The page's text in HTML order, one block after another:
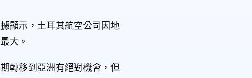
顯示，土耳其航空公司因地
大。
轉移到亞洲有絕對機會，但